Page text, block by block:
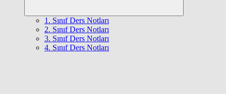
1. Sınıf Ders Notları
2. Sınıf Ders Notları
3. Sınıf Ders Notları
4. Sınıf Ders Notları